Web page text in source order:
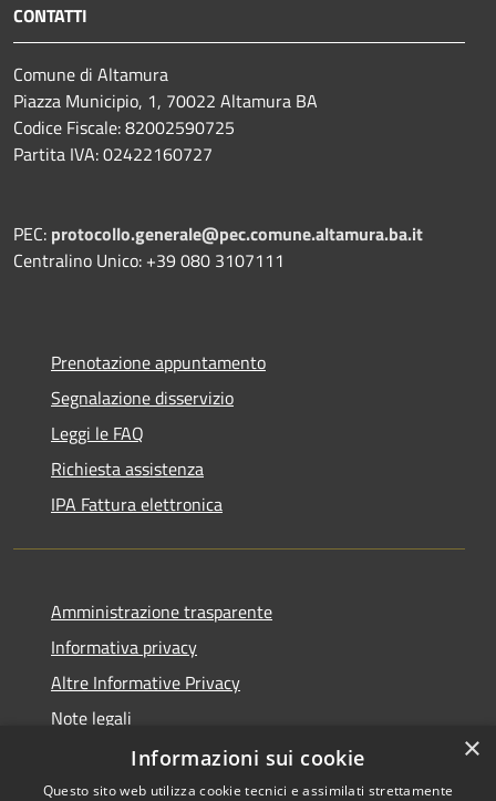
CONTATTI
Comune di Altamura
Piazza Municipio, 1, 70022 Altamura BA
Codice Fiscale: 82002590725
Partita IVA: 02422160727
PEC: protocollo.generale@pec.comune.altamura.ba.it
Centralino Unico: +39 080 3107111
Prenotazione appuntamento
Segnalazione disservizio
Leggi le FAQ
Richiesta assistenza
IPA Fattura elettronica
Amministrazione trasparente
Informativa privacy
Altre Informative Privacy
Note legali
Dichiarazione di accessibilità
×
Informazioni sui cookie
Questo sito web utilizza cookie tecnici e assimilati strettamente